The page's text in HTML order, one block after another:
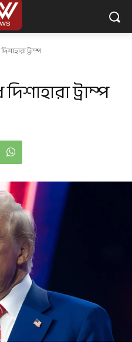
ট্রাম্প
ট্রাম্প